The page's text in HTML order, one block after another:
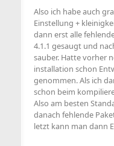
Also ich habe auch
Einstellung +
dann erst alle
4.1.1 gesaugt und
sauber. Hatte vorher
installation schon
genommen. Als ich
schon beim
Also am besten
danach fehlende
letzt kann man dann